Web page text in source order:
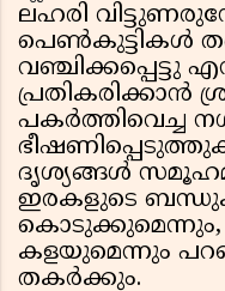
ലഹരി
പെൺകുട്ടികൾ
വഞ്ചിക്കപ്പെട്ടു
പ്രതികരിക്കാൻ
പകർത്തിവെച്ച
ദൃശ്യങ്ങൾ
ഇരകളുടെ
കൊടുക്കുമെന്നും,
കളയുമെന്നും
തകർക്കും.